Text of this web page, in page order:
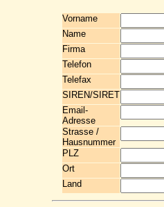
Vorname
Name
Firma
Telefon
Telefax
SIREN/SIRET
Email-
Adresse
Strasse /
Hausnummer
PLZ
Ort
Land